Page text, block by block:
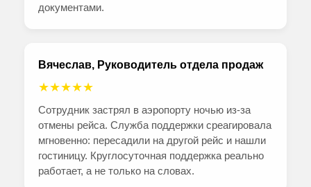
документами.
Вячеслав, Руководитель отдела продаж
★★★★★
Сотрудник застрял в аэропорту ночью из-за
отмены рейса. Служба поддержки среагировала
мгновенно: пересадили на другой рейс и нашли
гостиницу. Круглосуточная поддержка реально
работает, а не только на словах.